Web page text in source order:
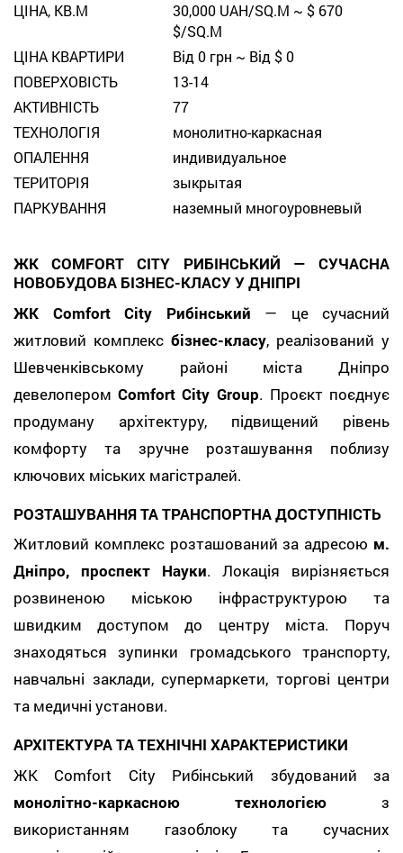
ЦІНА, КВ.М
30,000 UAH/SQ.M ~ $ 670
$/SQ.M
ЦІНА КВАРТИРИ
Від 0 грн ~ Від $ 0
ПОВЕРХОВІСТЬ
13-14
АКТИВНІСТЬ
77
ТЕХНОЛОГІЯ
монолитно-каркасная
ОПАЛЕННЯ
индивидуальное
ТЕРИТОРІЯ
зыкрытая
ПАРКУВАННЯ
наземный многоуровневый
ЖК COMFORT CITY РИБІНСЬКИЙ — СУЧАСНА
НОВОБУДОВА БІЗНЕС-КЛАСУ У ДНІПРІ
ЖК Comfort City Рибінський — це сучасний
житловий комплекс бізнес-класу, реалізований у
Шевченківському районі міста Дніпро
девелоперомComfort City Group. Проєкт поєднує
продуману архітектуру, підвищений рівень
комфорту та зручне розташування поблизу
ключових міських магістралей.
РОЗТАШУВАННЯ ТА ТРАНСПОРТНА ДОСТУПНІСТЬ
Житловий комплекс розташований за адресою м.
Дніпро, проспект Науки. Локація вирізняється
розвиненою міською інфраструктурою та
швидким доступом до центру міста. Поруч
знаходяться зупинки громадського транспорту,
навчальні заклади, супермаркети, торгові центри
та медичні установи.
АРХІТЕКТУРА ТА ТЕХНІЧНІ ХАРАКТЕРИСТИКИ
ЖК Comfort City Рибінський збудований за
монолітно-каркасною технологією з
використанням газоблоку та сучасних